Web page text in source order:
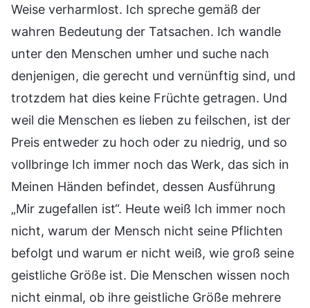
Weise verharmlost. Ich spreche gemäß der
wahren Bedeutung der Tatsachen. Ich wandle
unter den Menschen umher und suche nach
denjenigen, die gerecht und vernünftig sind, und
trotzdem hat dies keine Früchte getragen. Und
weil die Menschen es lieben zu feilschen, ist der
Preis entweder zu hoch oder zu niedrig, und so
vollbringe Ich immer noch das Werk, das sich in
Meinen Händen befindet, dessen Ausführung
„Mir zugefallen ist“. Heute weiß Ich immer noch
nicht, warum der Mensch nicht seine Pflichten
befolgt und warum er nicht weiß, wie groß seine
geistliche Größe ist. Die Menschen wissen noch
nicht einmal, ob ihre geistliche Größe mehrere